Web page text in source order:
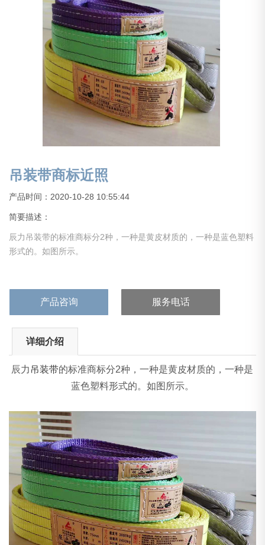
吊装带商标近照
产品时间：2020-10-28 10:55:44
简要描述：
辰力吊装带的标准商标分2种，一种是黄皮材质的，一种是蓝色塑料
形式的。如图所示。
产品咨询 服务电话
详细介绍
辰力 吊装带的标准商标分2种，一种是黄皮材质的，一种是
蓝色塑料形式的。如图所示。